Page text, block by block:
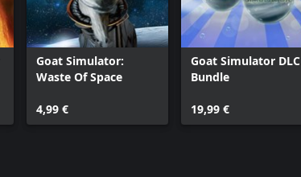
Goat Simulator:
Waste Of Space
4,99 €
Goat Simulator DLC
Bundle
19,99 €